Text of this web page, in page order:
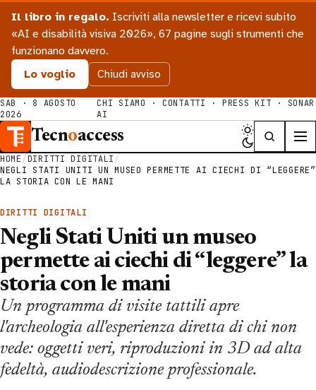
Il libro in regalo. Iscriviti alla newsletter e ricevi subito
«AI e disabilità visiva 2026», 67 pagine sugli strumenti che
funzionano davvero.
Lo voglio
Chiudi avviso
SAB · 8 AGOSTO
2026
CHI SIAMO · CONTATTI · PRESS KIT · SONAR
AI
Tecnoaccess
HOME/DIRITTI DIGITALI/
NEGLI STATI UNITI UN MUSEO PERMETTE AI CIECHI DI “LEGGERE”
LA STORIA CON LE MANI
DIRITTI DIGITALI
Negli Stati Uniti un museo
permette ai ciechi di “leggere” la
storia con le mani
Un programma di visite tattili apre
l'archeologia all'esperienza diretta di chi non
vede: oggetti veri, riproduzioni in 3D ad alta
fedeltà, audiodescrizione professionale.